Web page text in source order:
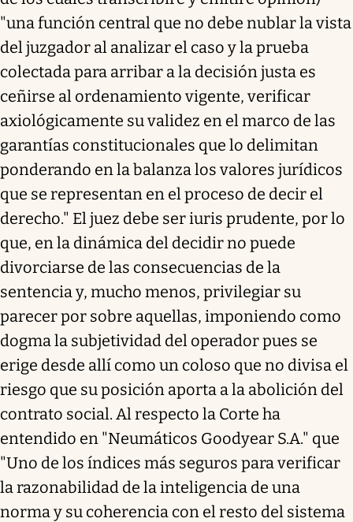
"una función central que no debe nublar la vista
del juzgador al analizar el caso y la prueba
colectada para arribar a la decisión justa es
ceñirse al ordenamiento vigente, verificar
axiológicamente su validez en el marco de las
garantías constitucionales que lo delimitan
ponderando en la balanza los valores jurídicos
que se representan en el proceso de decir el
derecho." El juez debe ser iuris prudente, por lo
que, en la dinámica del decidir no puede
divorciarse de las consecuencias de la
sentencia y, mucho menos, privilegiar su
parecer por sobre aquellas, imponiendo como
dogma la subjetividad del operador pues se
erige desde allí como un coloso que no divisa el
riesgo que su posición aporta a la abolición del
contrato social. Al respecto la Corte ha
entendido en "Neumáticos Goodyear S.A." que
"Uno de los índices más seguros para verificar
la razonabilidad de la inteligencia de una
norma y su coherencia con el resto del sistema